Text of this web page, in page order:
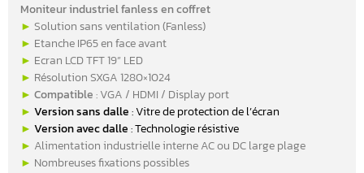
Moniteur industriel fanless en coffret
► Solution sans ventilation (Fanless)
► Etanche IP65 en face avant
► Ecran LCD TFT 19” LED
► Résolution SXGA 1280×1024
► Compatible: VGA / HDMI / Display port
► Version sans dalle: Vitre de protection de l’écran
► Version avec dalle: Technologie résistive
► Alimentation industrielle interne AC ou DC large plage
► Nombreuses fixations possibles